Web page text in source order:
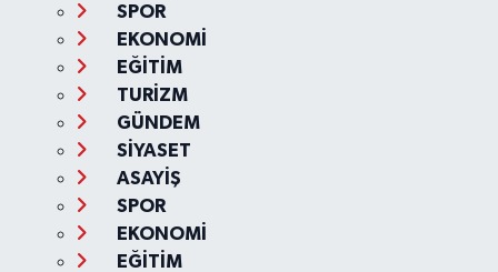
SPOR
EKONOMİ
EĞİTİM
TURİZM
GÜNDEM
SİYASET
ASAYİŞ
SPOR
EKONOMİ
EĞİTİM